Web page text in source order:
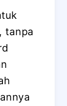
tanpa